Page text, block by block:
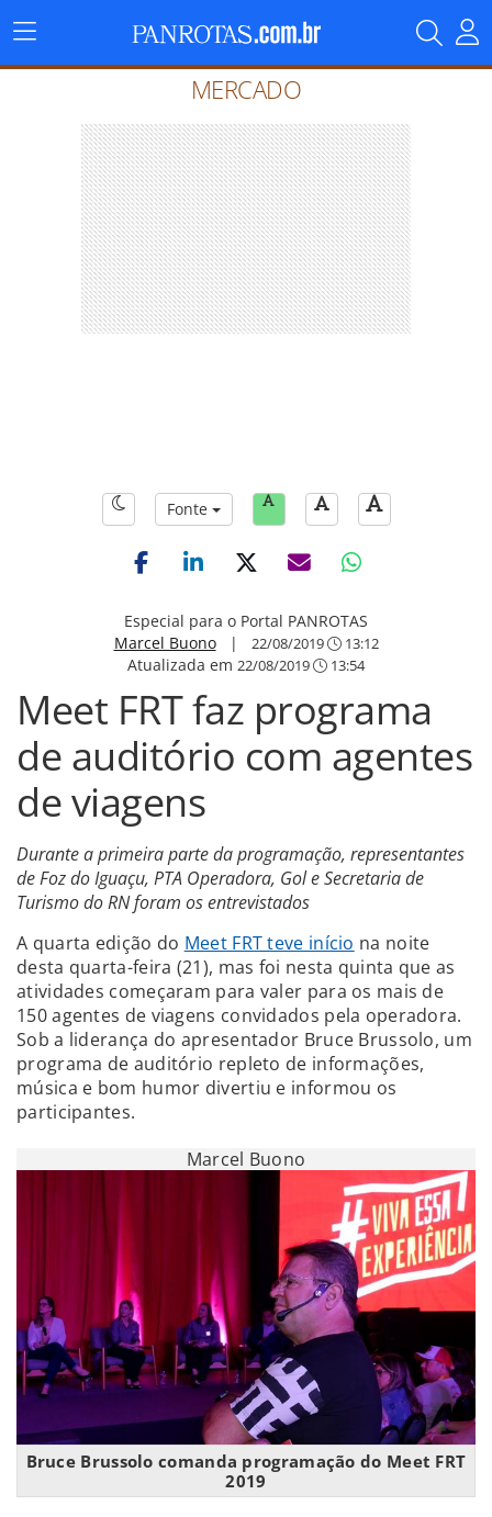
Menu
Principal
MERCADO
Fonte
Especial para o Portal PANROTAS
Marcel Buono| 22/08/2019 13:12
Atualizada em 22/08/2019 13:54
Meet FRT faz programa
de auditório com agentes
de viagens
Durante a primeira parte da programação, representantes
de Foz do Iguaçu, PTA Operadora, Gol e Secretaria de
Turismo do RN foram os entrevistados
A quarta edição do Meet FRT teve início na noite
desta quarta-feira (21), mas foi nesta quinta que as
atividades começaram para valer para os mais de
150 agentes de viagens convidados pela operadora.
Sob a liderança do apresentador Bruce Brussolo, um
programa de auditório repleto de informações,
música e bom humor divertiu e informou os
participantes.
Marcel Buono
Bruce Brussolo comanda programação do Meet FRT
2019